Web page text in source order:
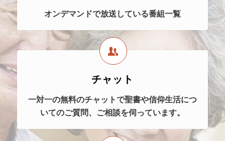
オンデマンドで放送している番組一覧
チャット
一対一の無料のチャットで聖書や信仰生活につ
いてのご質問、ご相談を伺っています。